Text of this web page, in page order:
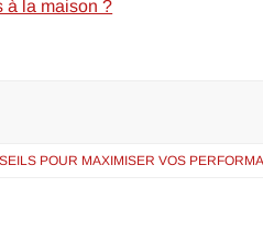
à la maison ?
POUR MAXIMISER VOS